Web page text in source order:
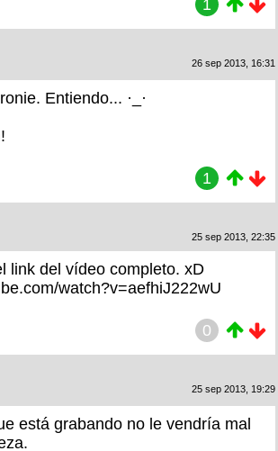
1
26 sep 2013, 16:31
Entiendo... ·_·
1
25 sep 2013, 22:35
link del vídeo completo. xD
watch?v=aefhiJ222wU
0
25 sep 2013, 19:29
está grabando no le vendría mal